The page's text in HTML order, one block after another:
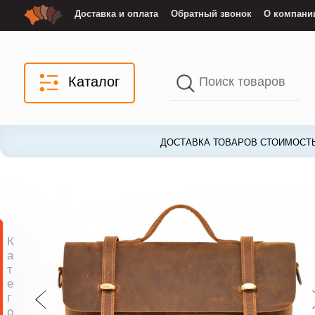
Доставка и оплата Обратный звонок О
Каталог
ДОСТАВКА ТОВАРОВ
К
а
т
е
г
о